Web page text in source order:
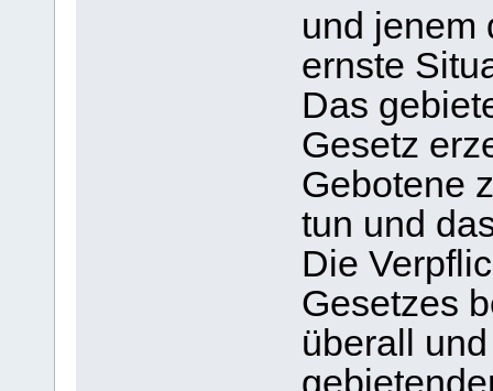
und jenem
ernste
Das
Gesetz
Gebotene
tun und
Die
Gesetzes
überall